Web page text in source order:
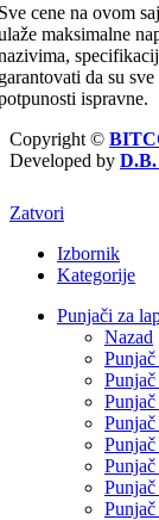
cene na ovom
maksimalne
da su
ispravne.
Copyright ©
Developed by D.B.
Zatvori
Izbornik
Kategorije
Punjači za
Nazad